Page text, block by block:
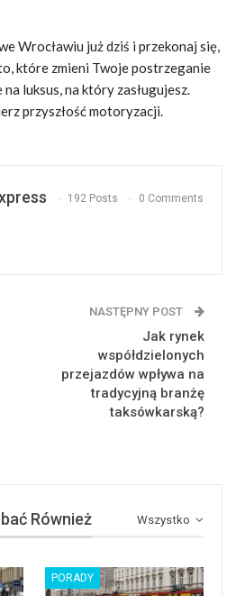
Wrocławiu już dziś i przekonaj się,
które zmieni Twoje postrzeganie
luksus, na który zasługujesz.
przyszłość motoryzacji.
192 Posts 0 Comments
NASTĘPNY POST
Jak rynek
współdzielonych
przejazdów wpływa na
tradycyjną branżę
taksówkarską?
Wszystko
Również
PORADY